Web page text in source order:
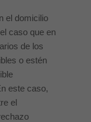
el domicilio
caso que en
de los
o estén
este caso,
el